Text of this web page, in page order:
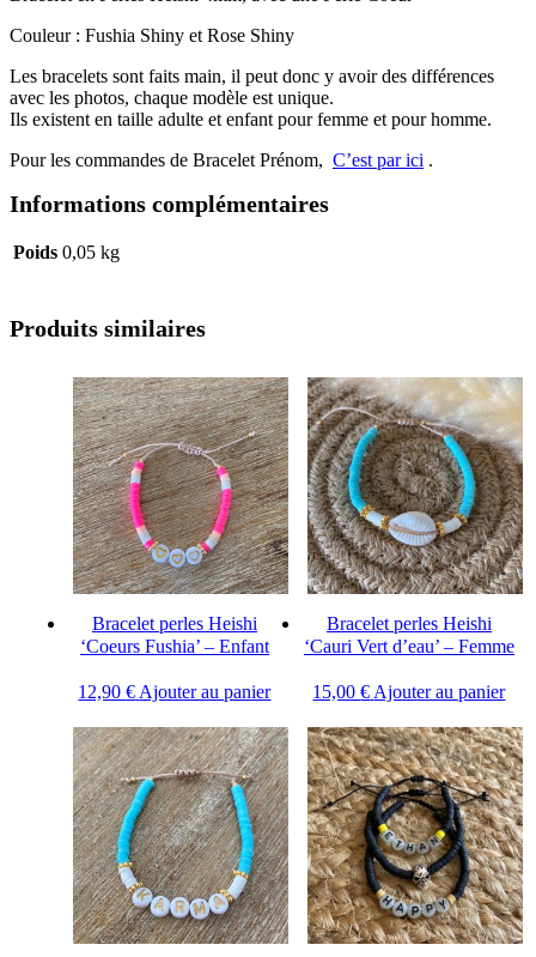
Couleur : Fushia Shiny et Rose Shiny
Les bracelets sont faits main, il peut donc y avoir des différences
avec les photos, chaque modèle est unique.
Ils existent en taille adulte et enfant pour femme et pour homme.
Pour les commandes de Bracelet Prénom, C’est par ici .
Informations complémentaires
Poids 0,05 kg
Produits similaires
Bracelet perles Heishi
‘Coeurs Fushia’ – Enfant
12,90€ Ajouter au panier
Bracelet perles Heishi
‘Cauri Vert d’eau’ – Femme
15,00€ Ajouter au panier